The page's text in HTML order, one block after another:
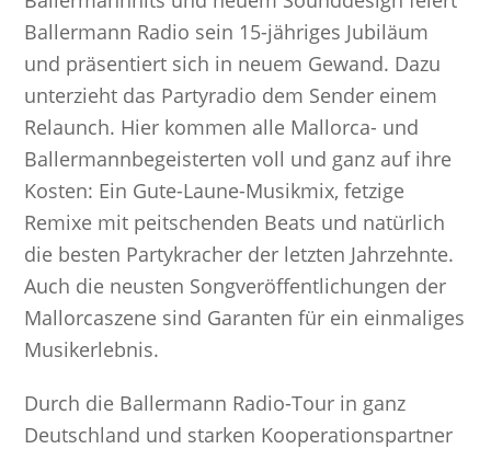
Ballermann Radio sein 15-jähriges Jubiläum
und präsentiert sich in neuem Gewand. Dazu
unterzieht das Partyradio dem Sender einem
Relaunch. Hier kommen alle Mallorca- und
Ballermannbegeisterten voll und ganz auf ihre
Kosten: Ein Gute-Laune-Musikmix, fetzige
Remixe mit peitschenden Beats und natürlich
die besten Partykracher der letzten Jahrzehnte.
Auch die neusten Songveröffentlichungen der
Mallorcaszene sind Garanten für ein einmaliges
Musikerlebnis.
Durch die Ballermann Radio-Tour in ganz
Deutschland und starken Kooperationspartner